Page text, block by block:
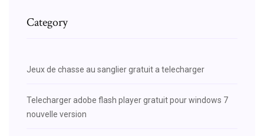
Category
Jeux de chasse au sanglier gratuit a telecharger
Telecharger adobe flash player gratuit pour windows 7
nouvelle version